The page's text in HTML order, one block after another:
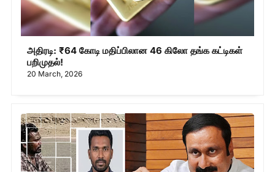
அதிரடி: ₹64 கோடி மதிப்பிலான 46 கிலோ தங்க கட்டிகள்
பறிமுதல்!
20 March, 2026